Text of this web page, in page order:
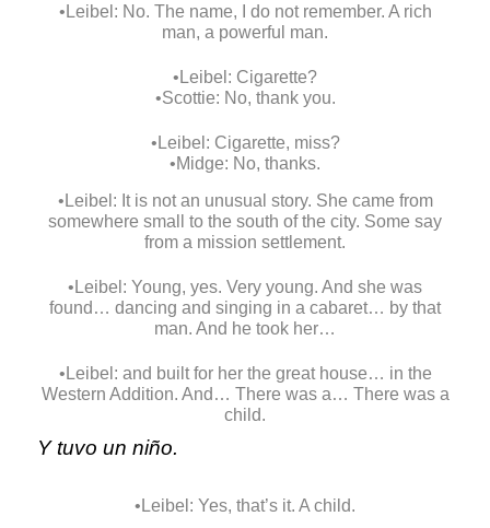
•Leibel: No. The name, I do not remember. A rich
man, a powerful man.
•Leibel: Cigarette?
•Scottie: No, thank you.
•Leibel: Cigarette, miss?
•Midge: No, thanks.
•Leibel: It is not an unusual story. She came from
somewhere small to the south of the city. Some say
from a mission settlement.
•Leibel: Young, yes. Very young. And she was
found… dancing and singing in a cabaret… by that
man. And he took her…
•Leibel: and built for her the great house… in the
Western Addition. And… There was a… There was a
child.
Y tuvo un niño.
•Leibel: Yes, that’s it. A child.